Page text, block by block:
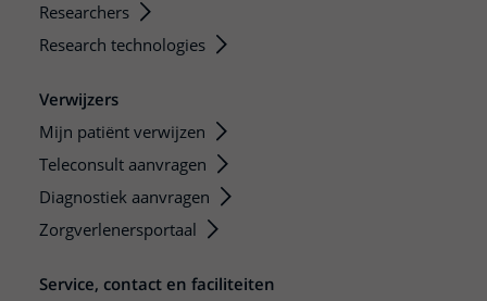
Researchers
Research technologies
Verwijzers
Mijn patiënt verwijzen
Teleconsult aanvragen
Diagnostiek aanvragen
Zorgverlenersportaal
Service, contact en faciliteiten